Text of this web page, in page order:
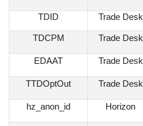
TDID Trade Desk
TDCPM Trade Desk
EDAAT Trade Desk
TTDOptOut Trade Desk
hz_anon_id Horizon